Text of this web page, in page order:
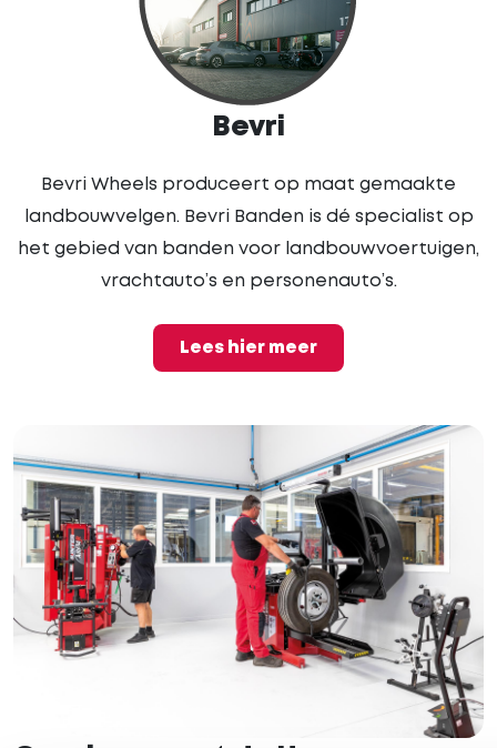
Bevri
Bevri Wheels produceert op maat gemaakte
landbouwvelgen. Bevri Banden is dé specialist op
het gebied van banden voor landbouwvoertuigen,
vrachtauto’s en personenauto’s.
Lees hier meer